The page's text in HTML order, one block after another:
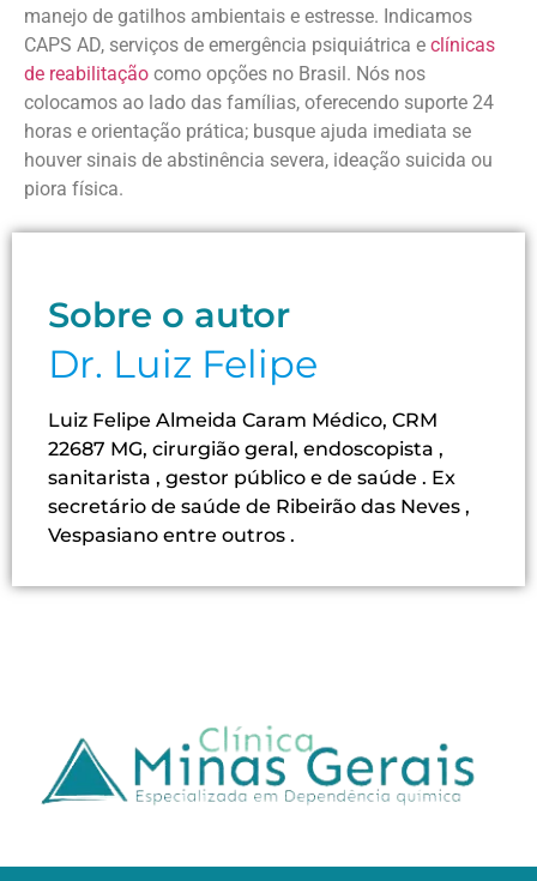
manejo de gatilhos ambientais e estresse. Indicamos
CAPS AD, serviços de emergência psiquiátrica e clínicas
de reabilitação como opções no Brasil. Nós nos
colocamos ao lado das famílias, oferecendo suporte 24
horas e orientação prática; busque ajuda imediata se
houver sinais de abstinência severa, ideação suicida ou
piora física.
Sobre o autor
Dr. Luiz Felipe
Luiz Felipe Almeida Caram Médico, CRM
22687 MG, cirurgião geral, endoscopista ,
sanitarista , gestor público e de saúde . Ex
secretário de saúde de Ribeirão das Neves ,
Vespasiano entre outros .